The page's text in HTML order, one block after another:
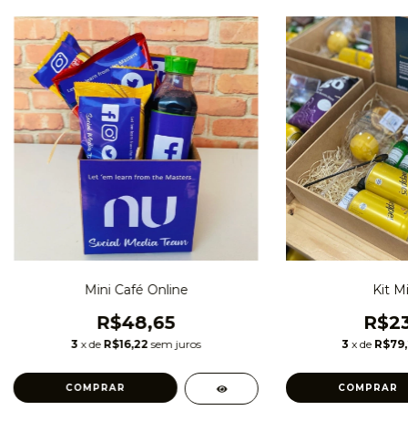
Mini Café Online
R$48,65
3 x de R$16,22 sem juros
Kit
3 x de